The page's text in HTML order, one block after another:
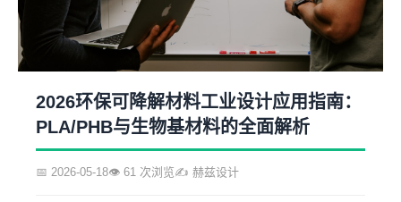
2026环保可降解材料工业设计应用指南：
PLA/PHB与生物基材料的全面解析
📅 2026-05-18👁️ 61 次浏览✍️ 赫兹设计